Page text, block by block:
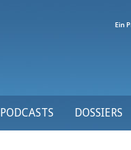
PODCASTS DOSSIERS